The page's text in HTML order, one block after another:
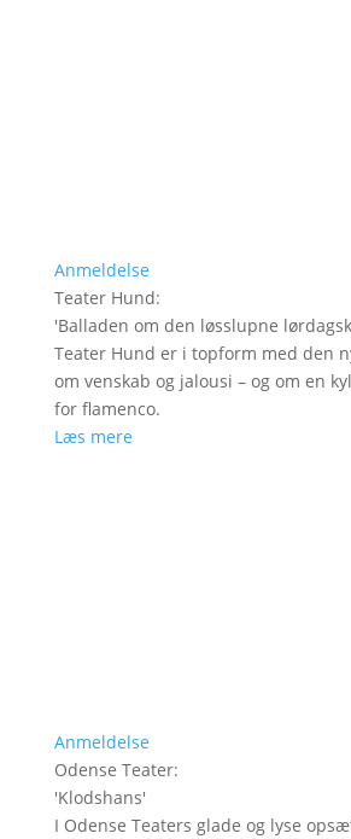
Anmeldelse
Teater Hund:
'Balladen om den løsslupne
Teater Hund er i topform med den
om venskab og jalousi – og om en
for flamenco.
Læs mere
Anmeldelse
Odense Teater:
'Klodshans'
I Odense Teaters glade og lyse